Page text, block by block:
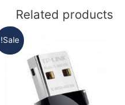
Related products
Sale!